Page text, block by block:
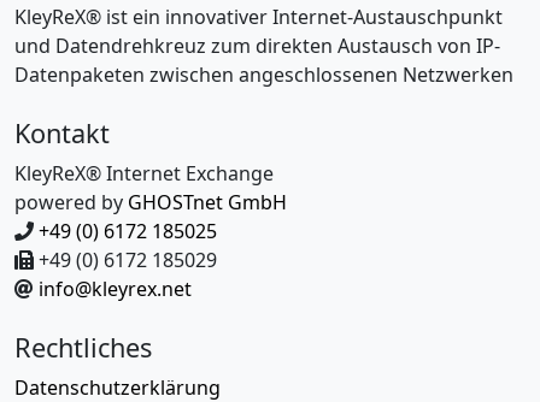
KleyReX® ist ein innovativer Internet-Austauschpunkt
und Datendrehkreuz zum direkten Austausch von IP-
Datenpaketen zwischen angeschlossenen Netzwerken
Kontakt
KleyReX® Internet Exchange
powered by GHOSTnet GmbH
+49 (0) 6172 185025
+49 (0) 6172 185029
info@kleyrex.net
Rechtliches
Datenschutzerklärung